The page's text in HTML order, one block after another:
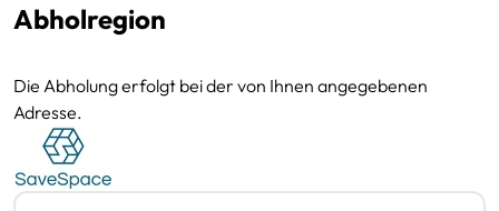
Abholregion
Die Abholung erfolgt bei der von Ihnen angegebenen
Adresse.